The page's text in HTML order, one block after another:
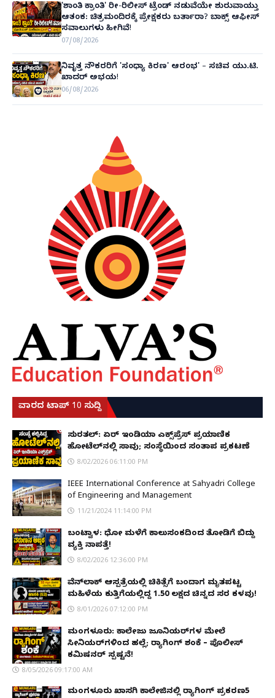
'ಶಾಂತಿ ಕ್ರಾಂತಿ' ರೀ-ರಿಲೀಸ್ ಟ್ರೆಂಡ್ ನಡುವೆಯೇ ಶುರುವಾಯ್ತು
ಆತಂಕ: ಚಿತ್ರಮಂದಿರಕ್ಕೆ ಪ್ರೇಕ್ಷಕರು ಬರ್ತಾರಾ? ಬಾಕ್ಸ್ ಆಫೀಸ್
ಸವಾಲುಗಳು ಹೀಗಿವೆ!
07/08/2026
ನಿವೃತ್ತ ನೌಕರರಿಗೆ 'ಸಂಧ್ಯಾ ಕಿರಣ' ಆರಂಭ' – ಸಚಿವ ಯು.ಟಿ.
ಖಾದರ್ ಅಭಯ!
06/08/2026
ವಾರದ ಟಾಪ್ 10 ಸುದ್ದಿ
ಸುರತ್ಕಲ್: ಏರ್ ಇಂಡಿಯಾ ಎಕ್ಸ್‌ಪ್ರೆಸ್ ಪ್ರಯಾಣಿಕ
ಹೋಟೆಲ್‌ನಲ್ಲಿ ಸಾವು; ಸಂಸ್ಥೆಯಿಂದ ಸಂತಾಪ ಪ್ರಕಟಣೆ
8/02/2026 06:11:00 PM
IEEE International Conference at Sahyadri College
of Engineering and Management
11/21/2024 11:14:00 PM
ಬಂಟ್ವಾಳ: ಧೋ ಮಳೆಗೆ ಕಾಲುಸಂಕದಿಂದ ತೋಡಿಗೆ ಬಿದ್ದು
ವ್ಯಕ್ತಿ ನಾಪತ್ತೆ!
8/02/2026 12:36:00 PM
ವೆನ್‌ಲಾಕ್ ಆಸ್ಪತ್ರೆಯಲ್ಲಿ ಚಿಕಿತ್ಸೆಗೆ ಬಂದಾಗ ಮೃತಪಟ್ಟ
ಮಹಿಳೆಯ ಕುತ್ತಿಗೆಯಲ್ಲಿದ್ದ ₹1.50 ಲಕ್ಷದ ಚಿನ್ನದ ಸರ ಕಳವು!
8/01/2026 07:12:00 PM
ಮಂಗಳೂರು: ಕಾಲೇಜು ಜೂನಿಯರ್‌ಗಳ ಮೇಲೆ
ಸೀನಿಯರ್‌ಗಳಿಂದ ಹಲ್ಲೆ; ರ‌್ಯಾಗಿಂಗ್ ಶಂಕೆ – ಪೊಲೀಸ್
ಕಮಿಷನರ್ ಸ್ಪಷ್ಟನೆ!
8/05/2026 09:17:00 AM
ಮಂಗಳೂರು ಖಾಸಗಿ ಕಾಲೇಜಿನಲ್ಲಿ ರ‌್ಯಾಗಿಂಗ್ ಪ್ರಕರಣ5